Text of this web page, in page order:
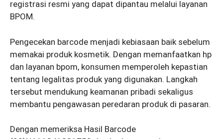
registrasi resmi yang dapat dipantau melalui layanan
BPOM.
Pengecekan barcode menjadi kebiasaan baik sebelum
memakai produk kosmetik. Dengan memanfaatkan hp
dan layanan bpom, konsumen memperoleh kepastian
tentang legalitas produk yang digunakan. Langkah
tersebut mendukung keamanan pribadi sekaligus
membantu pengawasan peredaran produk di pasaran.
Dengan memeriksa Hasil Barcode